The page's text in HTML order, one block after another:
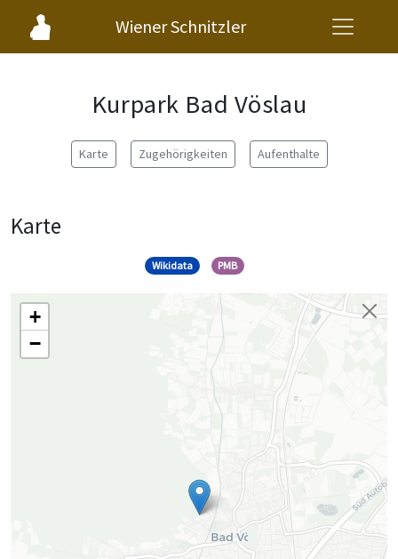
Wiener Schnitzler
Kurpark Bad Vöslau
Karte Zugehörigkeiten Aufenthalte
Karte
Wikidata PMB
+
−